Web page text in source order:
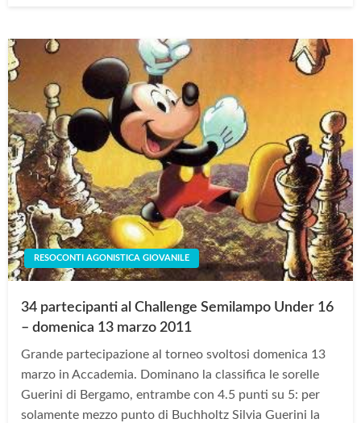
RESOCONTI AGONISTICA GIOVANILE
34 partecipanti al Challenge Semilampo Under 16
– domenica 13 marzo 2011
Grande partecipazione al torneo svoltosi domenica 13
marzo in Accademia. Dominano la classifica le sorelle
Guerini di Bergamo, entrambe con 4.5 punti su 5: per
solamente mezzo punto di Buchholtz Silvia Guerini la